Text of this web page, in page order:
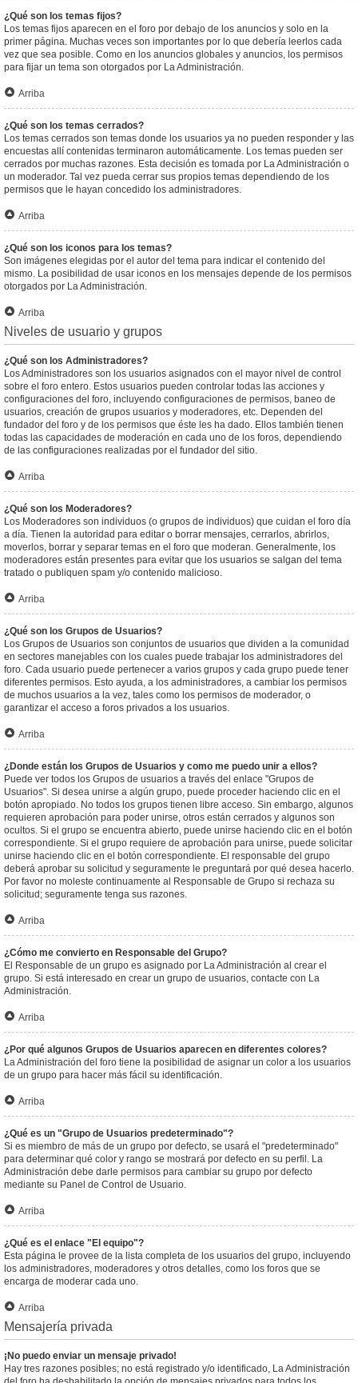
¿Qué son los temas fijos?
Los temas fijos aparecen en el foro por debajo de los anuncios y solo en la
primer página. Muchas veces son importantes por lo que debería leerlos cada
vez que sea posible. Como en los anuncios globales y anuncios, los permisos
para fijar un tema son otorgados por La Administración.
Arriba
¿Qué son los temas cerrados?
Los temas cerrados son temas donde los usuarios ya no pueden responder y las
encuestas allí contenidas terminaron automáticamente. Los temas pueden ser
cerrados por muchas razones. Esta decisión es tomada por La Administración o
un moderador. Tal vez pueda cerrar sus propios temas dependiendo de los
permisos que le hayan concedido los administradores.
Arriba
¿Qué son los iconos para los temas?
Son imágenes elegidas por el autor del tema para indicar el contenido del
mismo. La posibilidad de usar iconos en los mensajes depende de los permisos
otorgados por La Administración.
Arriba
Niveles de usuario y grupos
¿Qué son los Administradores?
Los Administradores son los usuarios asignados con el mayor nivel de control
sobre el foro entero. Estos usuarios pueden controlar todas las acciones y
configuraciones del foro, incluyendo configuraciones de permisos, baneo de
usuarios, creación de grupos usuarios y moderadores, etc. Dependen del
fundador del foro y de los permisos que éste les ha dado. Ellos también tienen
todas las capacidades de moderación en cada uno de los foros, dependiendo
de las configuraciones realizadas por el fundador del sitio.
Arriba
¿Qué son los Moderadores?
Los Moderadores son individuos (o grupos de individuos) que cuidan el foro día
a día. Tienen la autoridad para editar o borrar mensajes, cerrarlos, abrirlos,
moverlos, borrar y separar temas en el foro que moderan. Generalmente, los
moderadores están presentes para evitar que los usuarios se salgan del tema
tratado o publiquen spam y/o contenido malicioso.
Arriba
¿Qué son los Grupos de Usuarios?
Los Grupos de Usuarios son conjuntos de usuarios que dividen a la comunidad
en sectores manejables con los cuales puede trabajar los administradores del
foro. Cada usuario puede pertenecer a varios grupos y cada grupo puede tener
diferentes permisos. Esto ayuda, a los administradores, a cambiar los permisos
de muchos usuarios a la vez, tales como los permisos de moderador, o
garantizar el acceso a foros privados a los usuarios.
Arriba
¿Donde están los Grupos de Usuarios y como me puedo unir a ellos?
Puede ver todos los Grupos de usuarios a través del enlace "Grupos de
Usuarios". Si desea unirse a algún grupo, puede proceder haciendo clic en el
botón apropiado. No todos los grupos tienen libre acceso. Sin embargo, algunos
requieren aprobación para poder unirse, otros están cerrados y algunos son
ocultos. Si el grupo se encuentra abierto, puede unirse haciendo clic en el botón
correspondiente. Si el grupo requiere de aprobación para unirse, puede solicitar
unirse haciendo clic en el botón correspondiente. El responsable del grupo
deberá aprobar su solicitud y seguramente le preguntará por qué desea hacerlo.
Por favor no moleste continuamente al Responsable de Grupo si rechaza su
solicitud; seguramente tenga sus razones.
Arriba
¿Cómo me convierto en Responsable del Grupo?
El Responsable de un grupo es asignado por La Administración al crear el
grupo. Si está interesado en crear un grupo de usuarios, contacte con La
Administración.
Arriba
¿Por qué algunos Grupos de Usuarios aparecen en diferentes colores?
La Administración del foro tiene la posibilidad de asignar un color a los usuarios
de un grupo para hacer más fácil su identificación.
Arriba
¿Qué es un "Grupo de Usuarios predeterminado"?
Si es miembro de más de un grupo por defecto, se usará el "predeterminado"
para determinar qué color y rango se mostrará por defecto en su perfil. La
Administración debe darle permisos para cambiar su grupo por defecto
mediante su Panel de Control de Usuario.
Arriba
¿Qué es el enlace "El equipo"?
Esta página le provee de la lista completa de los usuarios del grupo, incluyendo
los administradores, moderadores y otros detalles, como los foros que se
encarga de moderar cada uno.
Arriba
Mensajería privada
¡No puedo enviar un mensaje privado!
Hay tres razones posibles; no está registrado y/o identificado, La Administración